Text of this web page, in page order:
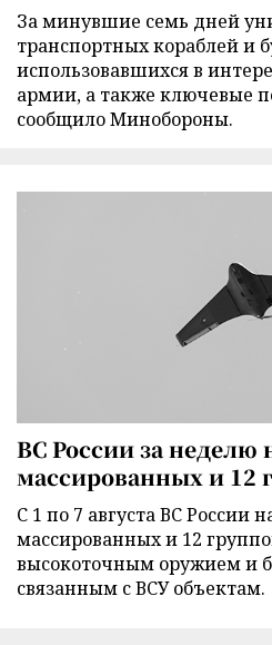
За минувшие семь дней
транспортных кораблей и
использовавшихся в
армии, а также ключевые
сообщило Минобороны.
ВС России за неделю
массированных и 12
С 1 по 7 августа ВС России
массированных и 12
высокоточным оружием и
связанным с ВСУ объектам.